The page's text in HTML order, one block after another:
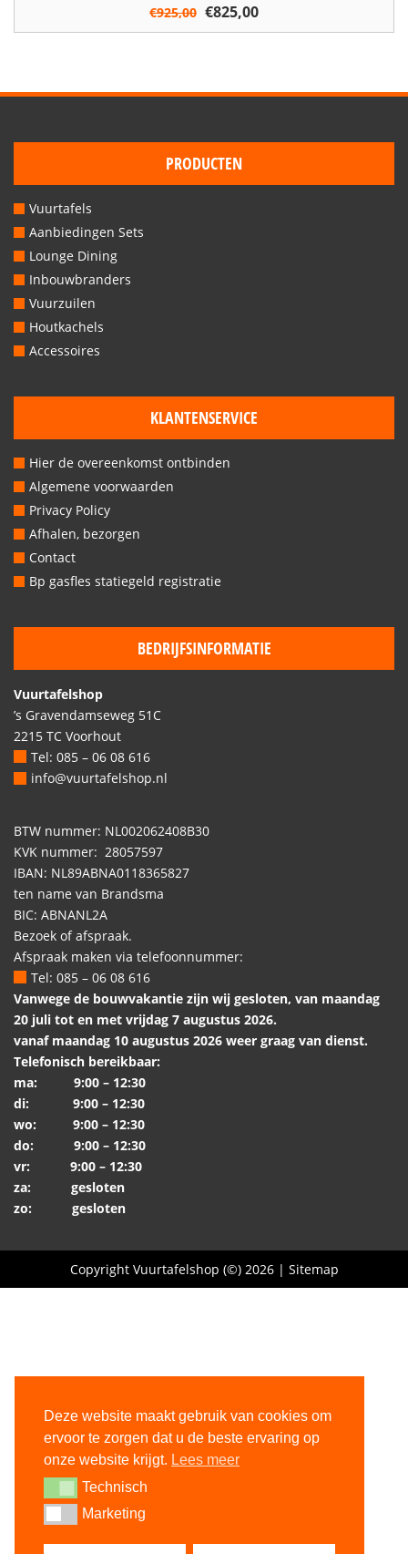
€925,00 Oorspronkelijke
prijs
€825,00
prijs
PRODUCTEN
Vuurtafels
Aanbiedingen Sets
Lounge Dining
Inbouwbranders
Vuurzuilen
Houtkachels
Accessoires
KLANTENSERVICE
Hier de overeenkomst ontbinden
Algemene voorwaarden
Privacy Policy
Afhalen, bezorgen
Contact
Bp gasfles statiegeld registratie
BEDRIJFSINFORMATIE
Vuurtafelshop
’s Gravendamseweg 51C
2215 TC Voorhout
Tel: 085 – 06 08 616
info@vuurtafelshop.nl
BTW nummer: NL002062408B30
KVK nummer: 28057597
IBAN: NL89ABNA0118365827
ten name van Brandsma
BIC: ABNANL2A
Bezoek of afspraak.
Afspraak maken via telefoonnummer:
Tel: 085 – 06 08 616
Vanwege de bouwvakantie zijn wij gesloten, van maandag
20 juli tot en met vrijdag 7 augustus 2026.
vanaf maandag 10 augustus 2026 weer graag van dienst.
Telefonisch bereikbaar:
ma: 9:00 – 12:30
di: 9:00 – 12:30
wo: 9:00 – 12:30
do: 9:00 – 12:30
vr: 9:00 – 12:30
za: gesloten
zo: gesloten
Copyright Vuurtafelshop (©) 2026 | Sitemap
Deze website maakt gebruik van cookies om
ervoor te zorgen dat u de beste ervaring op
onze website krijgt. Lees meer
TechnischTechnisch
MarketingMarketing